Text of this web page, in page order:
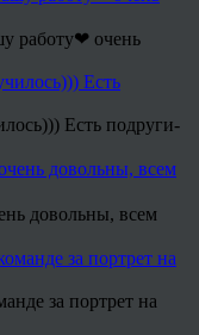
работу❤ очень
Есть подруги-
довольны, всем
за портрет на